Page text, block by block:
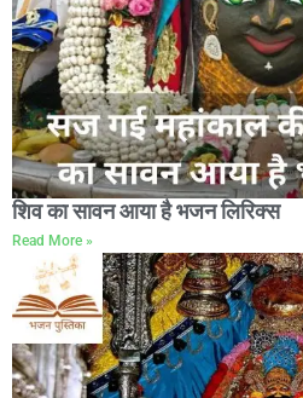
शिव का सावन आया है भजन लिरिक्स
Read More »